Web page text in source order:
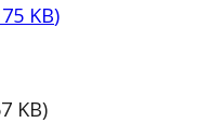
75 KB)
KB)